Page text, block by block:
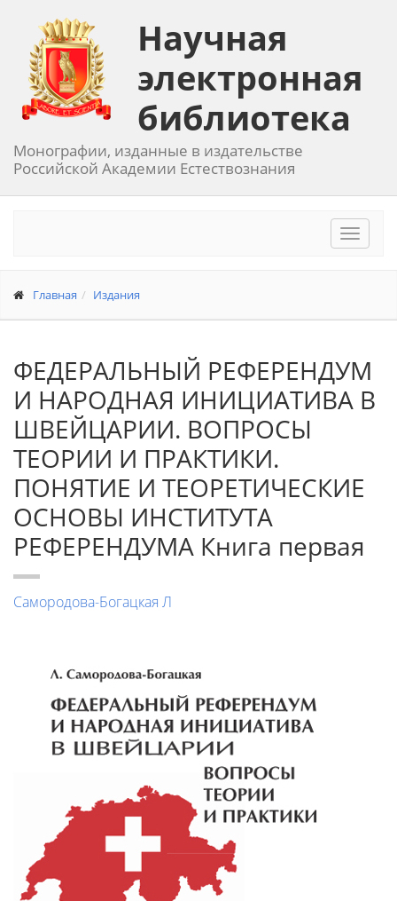
Научная
электронная
библиотека
Монографии, изданные в издательстве
Российской Академии Естествознания
Toggle
Главная Издания
ФЕДЕРАЛЬНЫЙ РЕФЕРЕНДУМ
И НАРОДНАЯ ИНИЦИАТИВА В
ШВЕЙЦАРИИ. ВОПРОСЫ
ТЕОРИИ И ПРАКТИКИ.
ПОНЯТИЕ И ТЕОРЕТИЧЕСКИЕ
ОСНОВЫ ИНСТИТУТА
РЕФЕРЕНДУМА Книга первая
Самородова-Богацкая Л